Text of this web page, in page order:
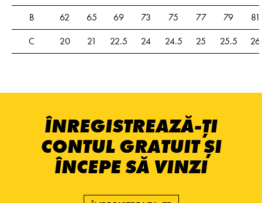
B
62 65 69 73 75 77 79
81
C
20 21 22.5 24 24.5 25 25.5 26
ÎNREGISTREAZĂ-ȚI
CONTUL GRATUIT ȘI
ÎNCEPE SĂ VINZI